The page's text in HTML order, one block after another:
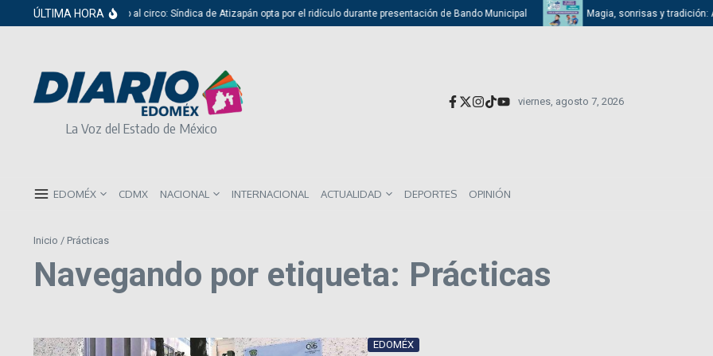
Saltar al contenido
ÚLTIMA HORA
Del cabildo al circo: Síndica de Atizapán opta por el ridículo durante presentación de Bando Municipal Magia, sonrisas y tradición:
La Voz del Estado de México
viernes, agosto 7, 2026
EDOMÉX CDMX NACIONAL INTERNACIONAL ACTUALIDAD DEPORTES OPINIÓN
Inicio / Prácticas
Navegando por etiqueta: Prácticas
EDOMÉX